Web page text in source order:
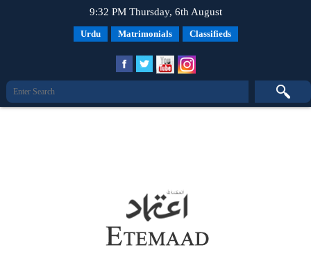
9:32 PM Thursday, 6th August
Urdu Matrimonials Classifieds